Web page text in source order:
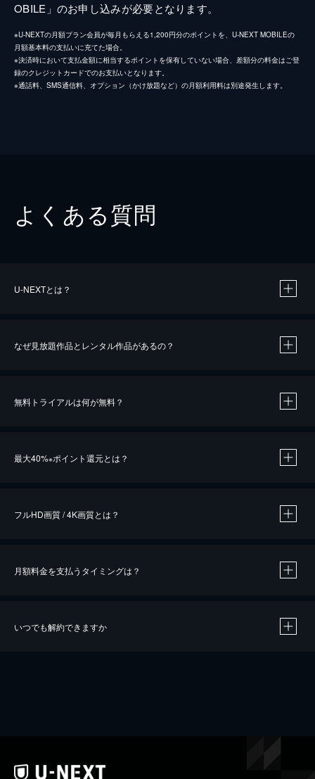
OBILE」のお申し込みが必要となります。
※U-NEXTの月額プラン会員が毎月もらえる1,200円分のポイントを、U-NEXT MOBILEの
月額基本料の支払いに充てた場合。
※決済時において支払金額に相当するポイントを保有していない場合、差額分の料金はご登
録のクレジットカードでのお支払いとなります。
※通話料、SMS通信料、オプション（かけ放題など）の月額利用料は別途発生します。
よくある質問
U-NEXTとは？
なぜ見放題作品とレンタル作品があるの？
無料トライアルは何が無料？
最大40%※ポイント還元とは？
※40％ポイント還元の対象は、クレジットカード決済による作品の購入 / レンタルです。
フルHD画質 / 4K画質とは？
月額料金を支払うタイミングは？
いつでも解約できますか